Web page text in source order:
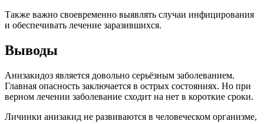
Также важно своевременно выявлять случаи инфицирования
и обеспечивать лечение заразившихся.
Выводы
Анизакидоз является довольно серьёзным заболеванием.
Главная опасность заключается в острых состояниях. Но при
верном лечении заболевание сходит на нет в короткие сроки.
Личинки анизакид не развиваются в человеческом организме,